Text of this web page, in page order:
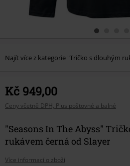
Najít více z kategorie "Tričko s dlouhým
Kč 949,00
Ceny včetně DPH, Plus poštovné a balné
"Seasons In The Abyss"
rukávem černá od Slayer
Více informací o zboží